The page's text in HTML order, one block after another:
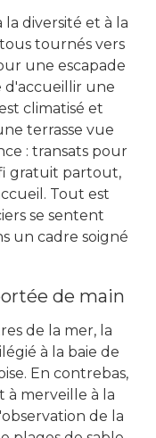
diversité et à la
tournés vers
une escapade
d'accueillir une
climatisé et
terrasse vue
: transats pour
gratuit partout,
Tout est
se sentent
un cadre soigné
de main
de la mer, la
à la baie de
En contrebas,
à merveille à la
de la